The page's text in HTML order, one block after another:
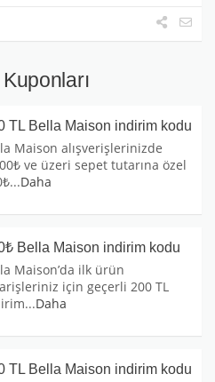
TL Bella Maison indirim kodu
Maison alışverişlerinizde
ve üzeri sepet tutarına özel
...Daha
Bella Maison indirim kodu
Maison’da ilk ürün
için geçerli 200 TL
...Daha
TL Bella Maison indirim kodu